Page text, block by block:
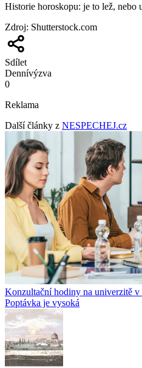
Historie horoskopu: je to lež, nebo
Zdroj: Shutterstock.com
Sdílet
Dennívýzva
0
Reklama
Další články z NESPECHEJ.cz
Konzultační hodiny na univerzitě v
Poptávka je vysoká